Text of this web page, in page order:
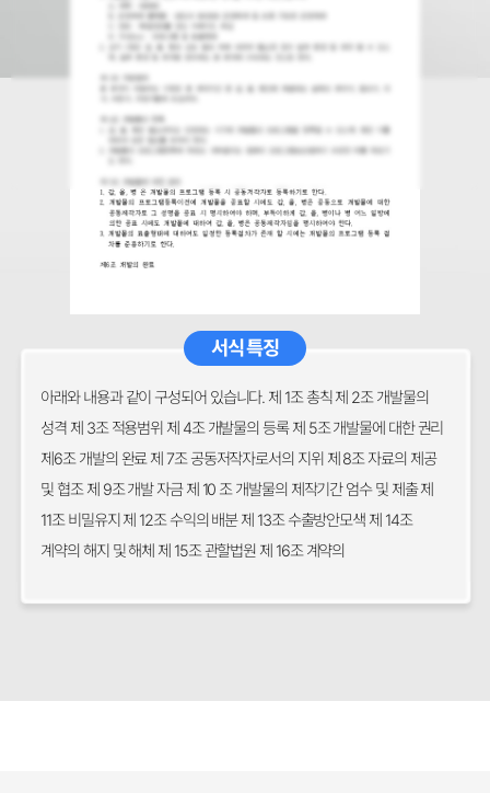
서식 특징
아래와 내용과 같이 구성되어 있습니다. 제 1조 총칙 제 2조 개발물의
성격 제 3조 적용범위 제 4조 개발물의 등록 제 5조 개발물에 대한 권리
제6조 개발의 완료 제 7조 공동저작자로서의 지위 제 8조 자료의 제공
및 협조 제 9조 개발 자금 제 10 조 개발물의 제작기간 엄수 및 제출 제
11조 비밀유지 제 12조 수익의 배분 제 13조 수출방안모색 제 14조
계약의 해지 및 해체 제 15조 관할법원 제 16조 계약의